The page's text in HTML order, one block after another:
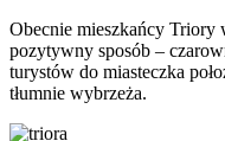
Obecnie mieszkańcy Triory
pozytywny sposób –
turystów do miasteczka
tłumnie wybrzeża.